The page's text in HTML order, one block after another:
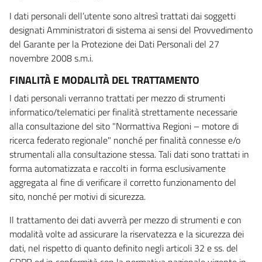
I dati personali dell’utente sono altresì trattati dai soggetti
designati Amministratori di sistema ai sensi del Provvedimento
del Garante per la Protezione dei Dati Personali del 27
novembre 2008 s.m.i.
FINALITÀ E MODALITÀ DEL TRATTAMENTO
I dati personali verranno trattati per mezzo di strumenti
informatico/telematici per finalità strettamente necessarie
alla consultazione del sito "Normattiva Regioni – motore di
ricerca federato regionale" nonché per finalità connesse e/o
strumentali alla consultazione stessa. Tali dati sono trattati in
forma automatizzata e raccolti in forma esclusivamente
aggregata al fine di verificare il corretto funzionamento del
sito, nonché per motivi di sicurezza.
Il trattamento dei dati avverrà per mezzo di strumenti e con
modalità volte ad assicurare la riservatezza e la sicurezza dei
dati, nel rispetto di quanto definito negli articoli 32 e ss. del